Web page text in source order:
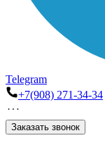
Telegram
+7(908) 271-34-34
Заказать звонок